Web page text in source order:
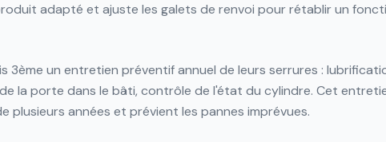
adapté et ajuste les galets de renvoi pour rétablir un
3ème un entretien préventif annuel de leurs serrures :
la porte dans le bâti, contrôle de l'état du cylindre. Cet
plusieurs années et prévient les pannes imprévues.